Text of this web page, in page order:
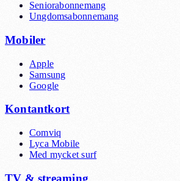
Seniorabonnemang
Ungdomsabonnemang
Mobiler
Apple
Samsung
Google
Kontantkort
Comviq
Lyca Mobile
Med mycket surf
TV & streaming